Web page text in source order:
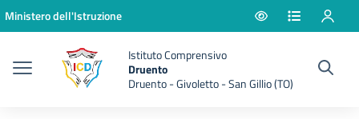
Vai ai contenuti
Vai al menu di navigazione
Vai al footer
Ministero dell'Istruzione
Istituto Comprensivo
Druento
Druento - Givoletto - San Gillio (TO)